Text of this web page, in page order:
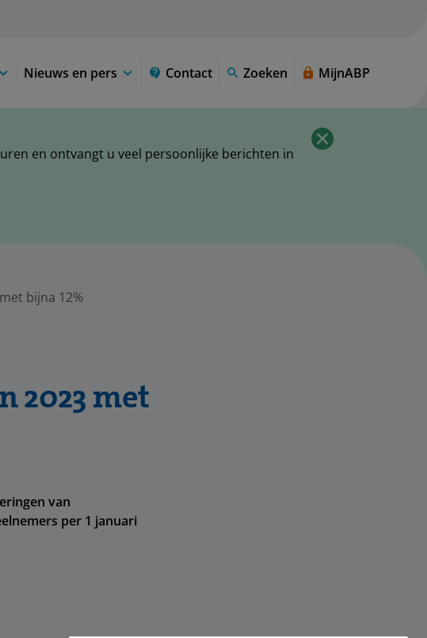
Nieuws en pers Contact Zoeken MijnABP
en ontvangt u veel persoonlijke berichten in
bijna 12%
2023 met
van
per 1 januari